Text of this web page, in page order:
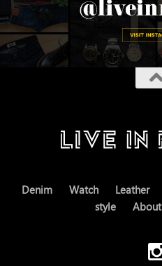
Denim Watch Leather
style
About